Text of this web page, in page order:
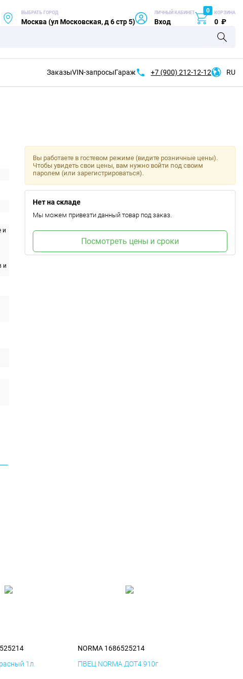
ВЫБРАТЬ ГОРОД
Москва (ул Московская, д 6 стр 5)
ЛИЧНЫЙ КАБИНЕТ
Вход
0 КОРЗИНА
0 ₽
ЗаказыVIN-запросыГараж +7 (900) 212-12-12 RU
и
и
Вы работаете в гостевом режиме (видите розничные цены).
Чтобы увидеть свои цены, вам нужно войти под своим
паролем (или зарегистрироваться).
Нет на складе
Мы можем привезти данный товар под заказ.
Посмотреть цены и сроки
1л.
NORMA 1686525214
ПВЕЦ NORMA ДОТ4 910г